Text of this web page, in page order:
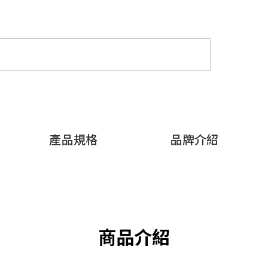
產品規格 品牌介紹
商品介紹